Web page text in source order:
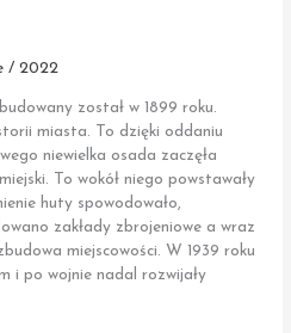
/ 2022
został w 1899 roku.
miasta. To dzięki oddaniu
niewielka osada zaczęła
To wokół niego powstawały
huty spowodowało,
zakłady zbrojeniowe a wraz
miejscowości. W 1939 roku
i po wojnie nadal rozwijały